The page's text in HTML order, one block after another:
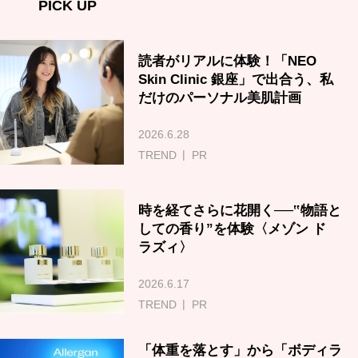
PICK UP
読者がリアルに体験！「NEO
Skin Clinic 銀座」で出合う、私
だけのパーソナル美肌計画
2026.6.28
TREND
PR
時を経てさらに花開く──‟物語と
しての香り”を体験〈メゾン ド
ラズィ〉
2026.6.17
TREND
PR
「体重を落とす」から「ボディラ